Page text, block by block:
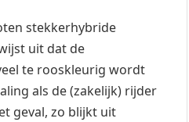
stekkerhybride
uit dat de
te rooskleurig wordt
als de (zakelijk) rijder
geval, zo blijkt uit